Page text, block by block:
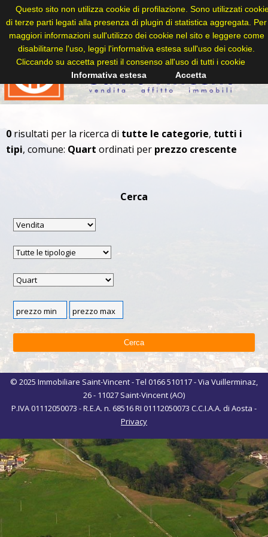
0 risultati per la ricerca di tutte le categorie, tutti i
tipi, comune: Quart ordinati per prezzo crescente
Cerca
© 2025 Immobiliare Saint-Vincent - Tel 0166 510117 - Via Vuillerminaz,
26 - 11027 Saint-Vincent (AO)
P.IVA 01112050073 - R.E.A. n. 68516 RI 01112050073 C.C.I.A.A. di Aosta -
Privacy
Questo sito non utilizza cookie di profilazione. Sono utilizzati
di terze parti legati alla presenza di plugin di statistica aggregata. Per
maggiori informazioni sull'utilizzo dei cookie nel sito e leggere come
disabilitarne l'uso, leggi l'informativa estesa sull'uso dei cookie.
Cliccando su accetta presti il consenso all'uso di tutti i cookie
Informativa estesa
Accetta